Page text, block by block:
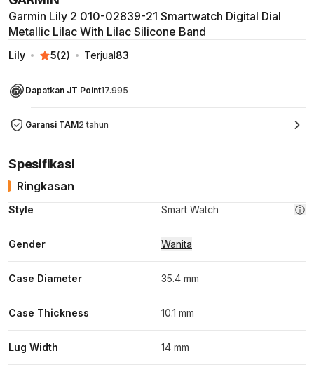
Garmin Lily 2 010-02839-21 Smartwatch Digital Dial
Metallic Lilac With Lilac Silicone Band
Lily 5(2) Terjual83
Dapatkan JT Point17.995
Garansi TAM2 tahun
Spesifikasi
Ringkasan
Style Smart Watch
Gender Wanita
Case Diameter 35.4 mm
Case Thickness 10.1 mm
Lug Width 14 mm